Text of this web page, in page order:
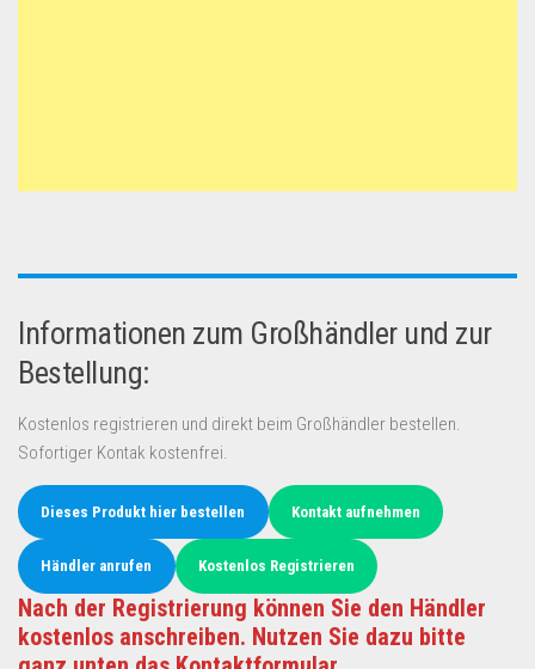
Informationen zum Großhändler und zur
Bestellung:
Kostenlos registrieren und direkt beim Großhändler bestellen.
Sofortiger Kontak kostenfrei.
Dieses Produkt hier bestellen Kontakt aufnehmen
Händler anrufen Kostenlos Registrieren
Nach der Registrierung können Sie den Händler
kostenlos anschreiben. Nutzen Sie dazu bitte